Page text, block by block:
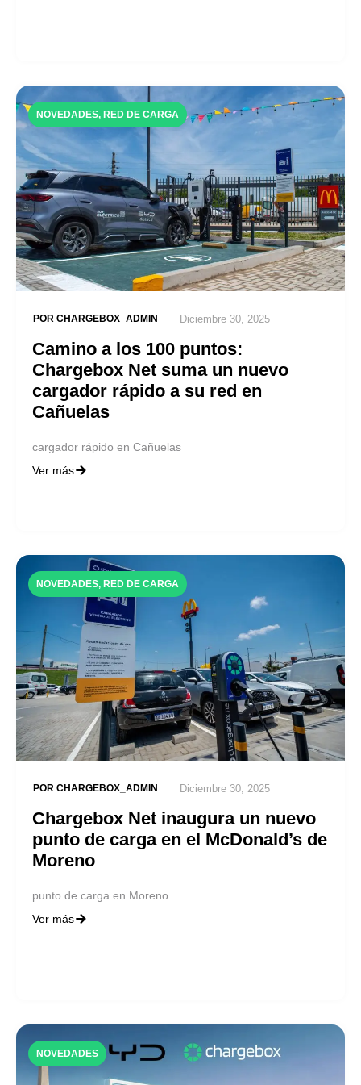
NOVEDADES, RED DE CARGA
POR CHARGEBOX_ADMIN Diciembre 30, 2025
Camino a los 100 puntos:
Chargebox Net suma un nuevo
cargador rápido a su red en
Cañuelas
cargador rápido en Cañuelas
Ver más
NOVEDADES, RED DE CARGA
POR CHARGEBOX_ADMIN Diciembre 30, 2025
Chargebox Net inaugura un nuevo
punto de carga en el McDonald’s de
Moreno
punto de carga en Moreno
Ver más
NOVEDADES